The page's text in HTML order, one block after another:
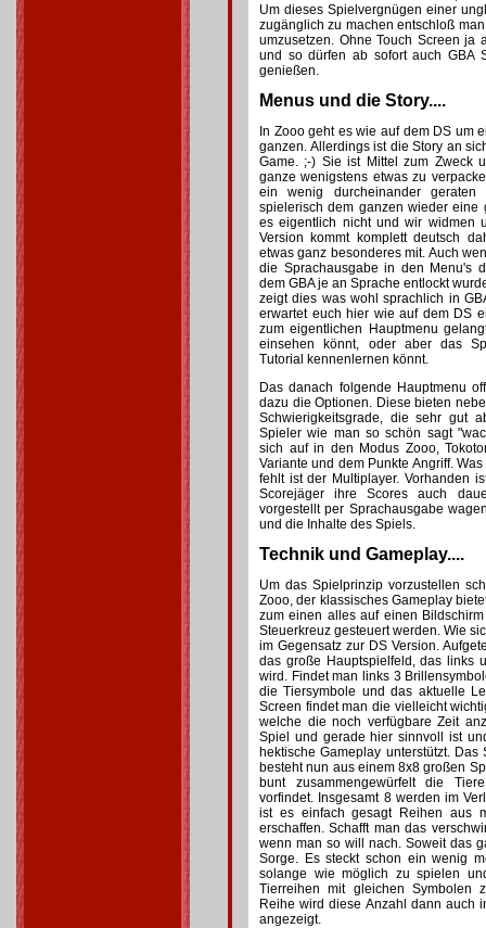
Um dieses Spielvergnügen einer
zugänglich zu machen entschloß
umzusetzen. Ohne Touch Screen ja
und so dürfen ab sofort auch GBA
genießen.
Menus und die Story....
In Zooo geht es wie auf dem DS um
ganzen. Allerdings ist die Story an
Game. ;-) Sie ist Mittel zum Zweck
ganze wenigstens etwas zu
ein wenig durcheinander
spielerisch dem ganzen wieder eine
es eigentlich nicht und wir widmen
Version kommt komplett deutsch
etwas ganz besonderes mit. Auch
die Sprachausgabe in den Menu's
dem GBA je an Sprache entlockt
zeigt dies was wohl sprachlich in
erwartet euch hier wie auf dem DS
zum eigentlichen Hauptmenu
einsehen könnt, oder aber das
Tutorial kennenlernen könnt.
Das danach folgende Hauptmenu
dazu die Optionen. Diese bieten
Schwierigkeitsgrade, die sehr gut
Spieler wie man so schön sagt
sich auf in den Modus Zooo,
Variante und dem Punkte Angriff.
fehlt ist der Multiplayer. Vorhanden
Scorejäger ihre Scores auch
vorgestellt per Sprachausgabe
und die Inhalte des Spiels.
Technik und Gameplay....
Um das Spielprinzip vorzustellen
Zooo, der klassisches Gameplay
zum einen alles auf einen
Steuerkreuz gesteuert werden. Wie
im Gegensatz zur DS Version.
das große Hauptspielfeld, das links
wird. Findet man links 3
die Tiersymbole und das aktuelle
Screen findet man die vielleicht
welche die noch verfügbare Zeit
Spiel und gerade hier sinnvoll ist
hektische Gameplay unterstützt.
besteht nun aus einem 8x8 großen
bunt zusammengewürfelt die
vorfindet. Insgesamt 8 werden im
ist es einfach gesagt Reihen aus
erschaffen. Schafft man das
wenn man so will nach. Soweit das
Sorge. Es steckt schon ein wenig
solange wie möglich zu spielen
Tierreihen mit gleichen Symbolen
Reihe wird diese Anzahl dann auch
angezeigt.